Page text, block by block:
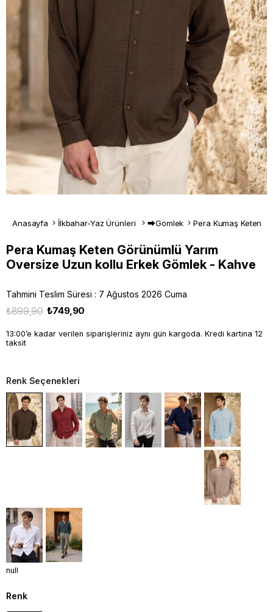
Anasayfa İlkbahar-Yaz Ürünleri ⮕Gömlek
Pera Kumaş Keten Görünümlü Yarım
Oversize Uzun kollu Erkek Gömlek - Kahve
Tahmini Teslim Süresi : 7 Ağustos 2026 Cuma
₺899,90 ₺749,90
13:00’e kadar verilen siparişleriniz aynı gün kargoda. Kredi kartına 12
taksit
Renk Seçenekleri
null
Renk